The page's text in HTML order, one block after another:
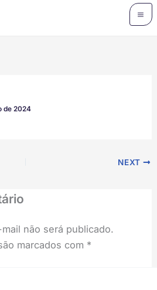
de 2024
NEXT
não será publicado.
marcados com *